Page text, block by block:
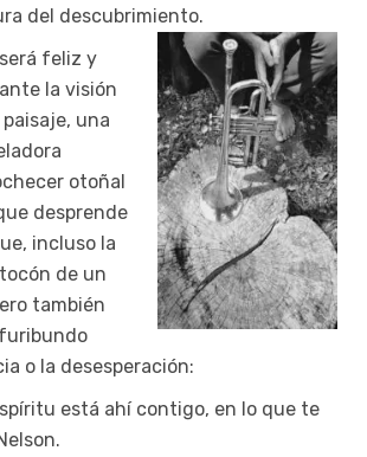
del descubrimiento.
feliz y
la visión
una
otoñal
desprende
incluso la
de un
también
o la desesperación:
está ahí contigo, en lo que te